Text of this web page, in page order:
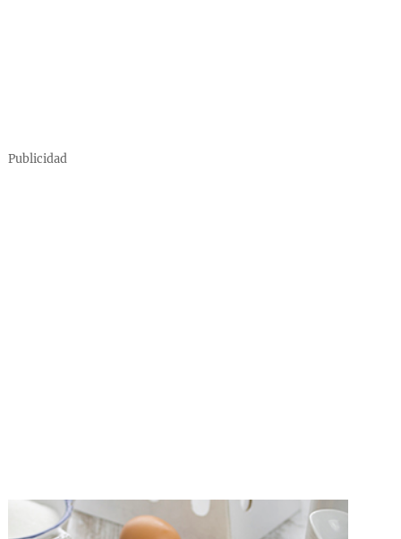
Publicidad